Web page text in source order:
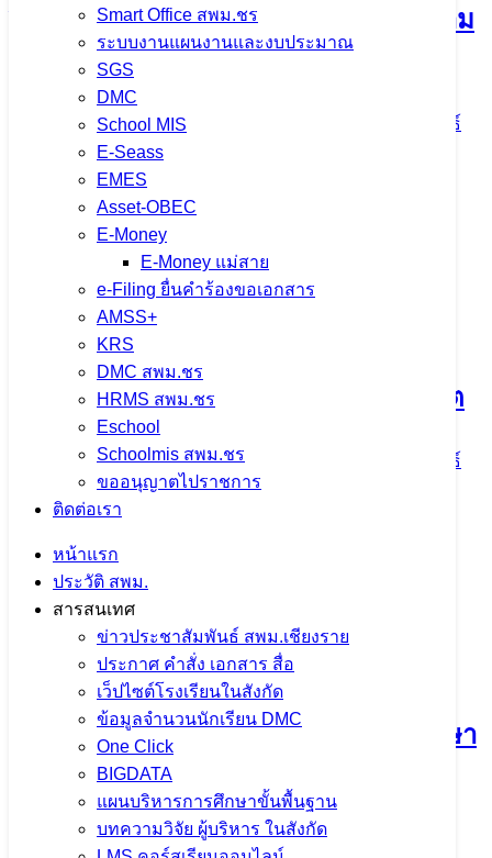
Smart Office สพม.ชร
ระบบงานแผนงานและงบประมาณ
SGS
DMC
School MIS
E-Seass
EMES
Asset-OBEC
E-Money
E-Money แม่สาย
e-Filing ยื่นคำร้องขอเอกสาร
AMSS+
KRS
DMC สพม.ชร
HRMS สพม.ชร
Eschool
Schoolmis สพม.ชร
ขออนุญาตไปราชการ
ติดต่อเรา
หน้าแรก
ประวัติ สพม.
สารสนเทศ
ข่าวประชาสัมพันธ์ สพม.เชียงราย
ประกาศ คำสั่ง เอกสาร สื่อ
เว็ปไซต์โรงเรียนในสังกัด
ข้อมูลจำนวนนักเรียน DMC
One Click
BIGDATA
แผนบริหารการศึกษาขั้นพื้นฐาน
บทความวิจัย ผู้บริหาร ในสังกัด
ปีงบประมาณ พ.ศ. 2569 มุ่งยกระดับความ
โปร่งใสในการดำเนินงาน
5 สิงหาคม 20265 สิงหาคม 2026
ข่าวประชาสัมพันธ์
สพม.เชียงราย
จำนวนผู้ชม: 10
สพม.เชียงราย ร่วมเป็นวิทยากรแนะแนว
การศึกษา ในกิจกรรม CRRU Road
Show 2026 เปิดโลกการเรียนรู้ สู่อนาคต
5 สิงหาคม 20265 สิงหาคม 2026
ข่าวประชาสัมพันธ์
สพม.เชียงราย
กิจกรรมแลกเปลี่ยนเรียนรู้วิธีปฏิบัติที่ดี
(Best Practice) และการขับเคลื่อนหลัก
ปรัชญาของเศรษฐกิจพอเพียงสู่สถานศึกษา
ประจำปีงบประมาณ พ.ศ. 2569 ณ โรง
เรียนแม่ต๋ำตาดควันวิทยาคม